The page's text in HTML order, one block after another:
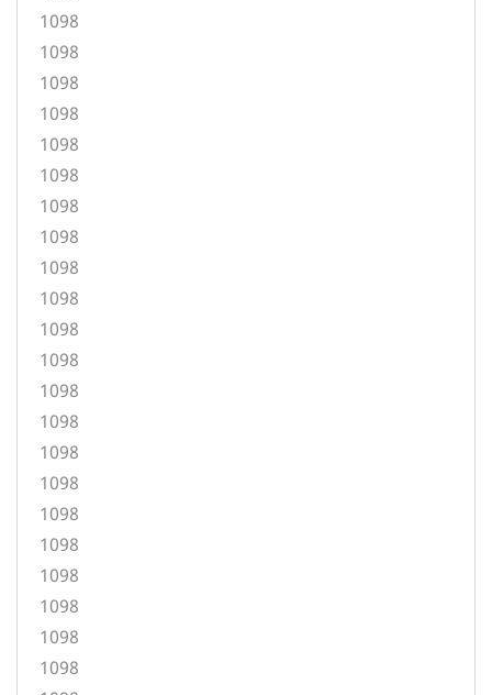
1098
1098
1098
1098
1098
1098
1098
1098
1098
1098
1098
1098
1098
1098
1098
1098
1098
1098
1098
1098
1098
1098